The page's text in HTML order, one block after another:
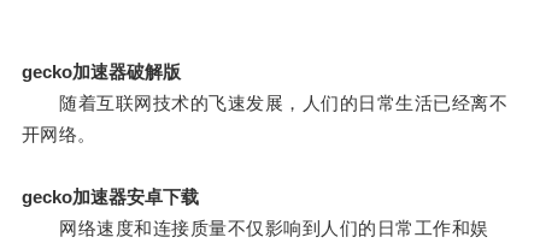
gecko加速器破解版
随着互联网技术的飞速发展，人们的日常生活已经离不
开网络。
gecko加速器安卓下载
网络速度和连接质量不仅影响到人们的日常工作和娱